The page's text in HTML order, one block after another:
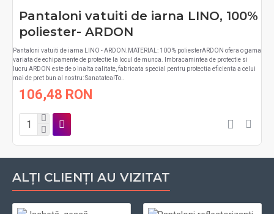
Pantaloni vatuiti de iarna LINO, 100%
poliester- ARDON
Pantaloni vatuiti de iarna LINO - ARDON.MATERIAL: 100 % poliesterARDON ofera o gama
variata de echipamente de protectie la locul de munca. Imbracamintea de protectie si
lucru ARDON este de o inalta calitate, fabricata special pentru protectia eficienta a celui
mai de pret bun al nostru: Sanatatea!To..
106,48 RON
ALȚI CLIENȚI AU VIZITAT